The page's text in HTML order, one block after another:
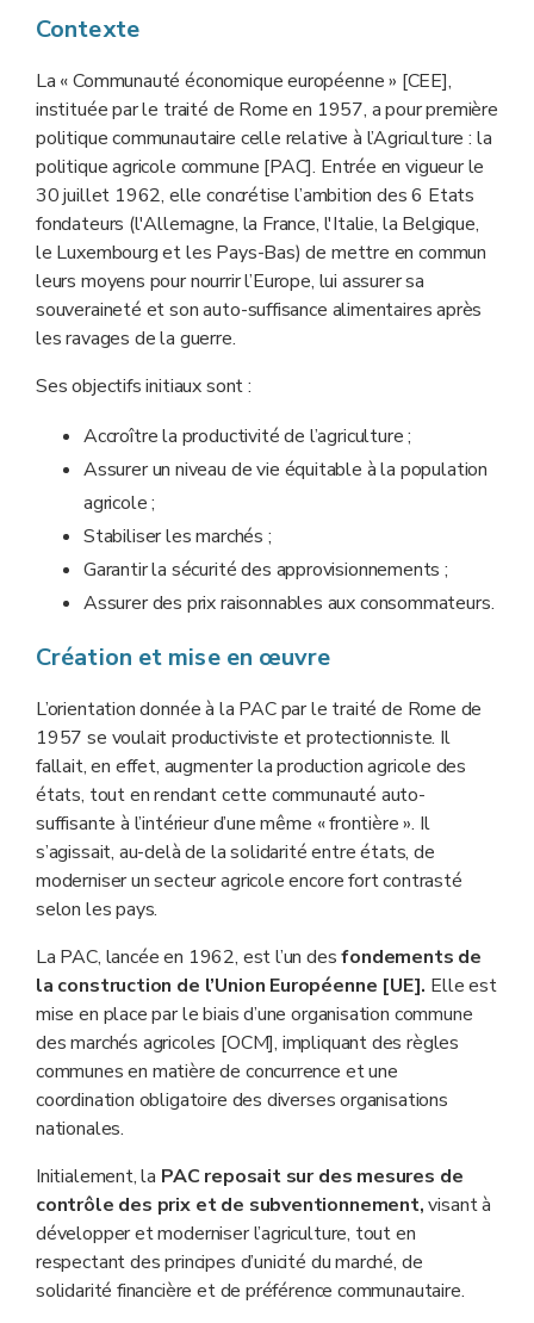
Contexte
La « Communauté économique européenne » [CEE],
instituée par le traité de Rome en 1957, a pour première
politique communautaire celle relative à l’Agriculture : la
politique agricole commune [PAC]. Entrée en vigueur le
30 juillet 1962, elle concrétise l’ambition des 6 Etats
fondateurs (l'Allemagne, la France, l'Italie, la Belgique,
le Luxembourg et les Pays-Bas) de mettre en commun
leurs moyens pour nourrir l’Europe, lui assurer sa
souveraineté et son auto-suffisance alimentaires après
les ravages de la guerre.
Ses objectifs initiaux sont :
Accroître la productivité de l’agriculture ;
Assurer un niveau de vie équitable à la population
agricole ;
Stabiliser les marchés ;
Garantir la sécurité des approvisionnements ;
Assurer des prix raisonnables aux consommateurs.
Création et mise en œuvre
L’orientation donnée à la PAC par le traité de Rome de
1957 se voulait productiviste et protectionniste. Il
fallait, en effet, augmenter la production agricole des
états, tout en rendant cette communauté auto-
suffisante à l’intérieur d’une même « frontière ». Il
s’agissait, au-delà de la solidarité entre états, de
moderniser un secteur agricole encore fort contrasté
selon les pays.
La PAC, lancée en 1962, est l’un desfondements de
la construction de l’Union Européenne [UE]. Elle est
mise en place par le biais d’une organisation commune
des marchés agricoles [OCM], impliquant des règles
communes en matière de concurrence et une
coordination obligatoire des diverses organisations
nationales.
Initialement, la PAC reposait sur des mesures de
contrôle des prix et de subventionnement,visant à
développer et moderniser l’agriculture, tout en
respectant des principes d’unicité du marché, de
solidarité financière et de préférence communautaire.